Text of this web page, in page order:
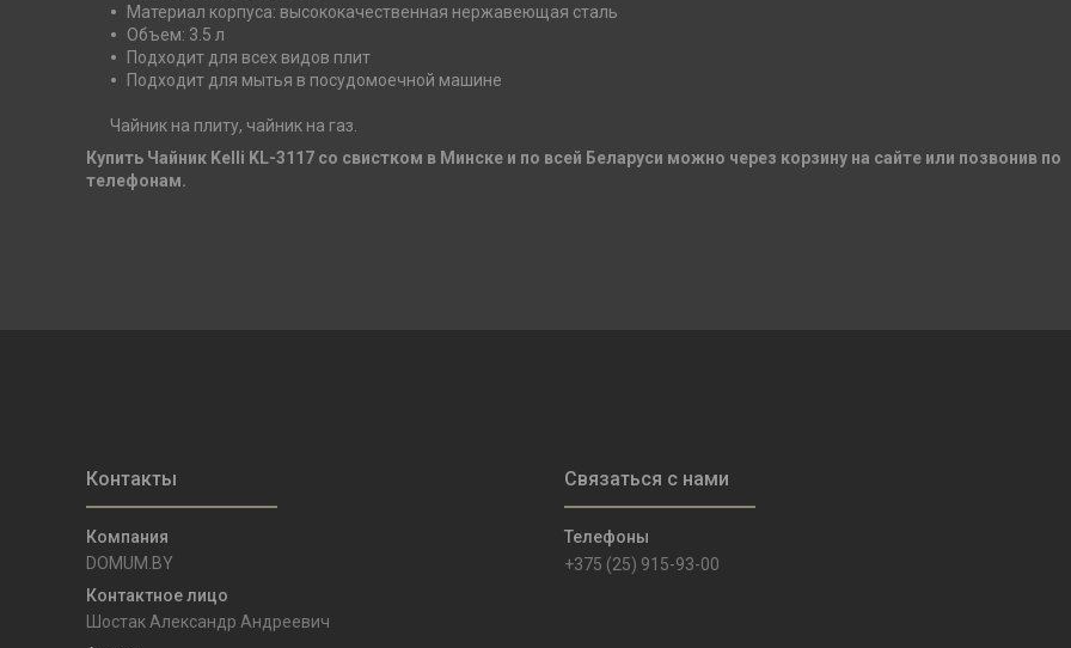
Материал корпуса: высококачественная нержавеющая сталь
Объем: 3.5 л
Подходит для всех видов плит
Подходит для мытья в посудомоечной машине
Чайник на плиту, чайник на газ.
Купить Чайник Kelli KL-3117 со свистком в Минске и по всей Беларуси можно через корзину на сайте или позвонив по
телефонам.
DOMUM.BY
Шостак Александр Андреевич
+375 (25) 915-93-00